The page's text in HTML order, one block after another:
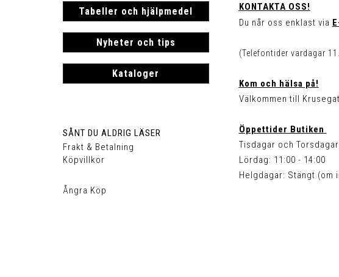
Tabeller och hjälpmedel
Nyheter och tips
Kataloger
SÅNT DU ALDRIG LÄSER
Frakt & Betalning
Köpvillkor
Ångra Köp
KONTAKTA OSS!
Du når oss enklast via
(Telefontider vardagar
Kom och hälsa på!
Välkommen till
Öppettider Butiken
Tisdagar och
Lördag: 11:00 - 14:00
Helgdagar: Stängt (om